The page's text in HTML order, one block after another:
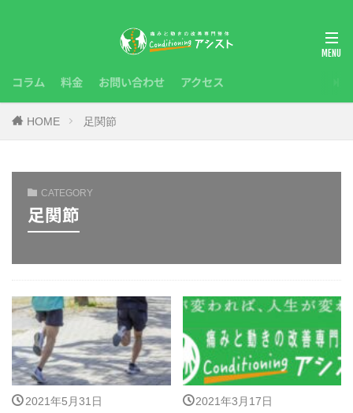
コラム 料金 お問い合わせ アクセス
HOME 足関節
CATEGORY
足関節
2021年5月31日 2021年3月17日